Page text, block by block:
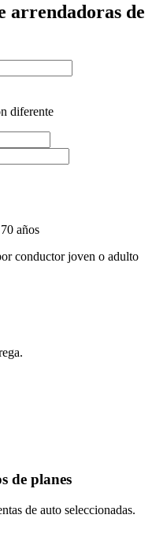
arrendadoras de
diferente
años
conductor joven o adulto
de planes
de auto seleccionadas.